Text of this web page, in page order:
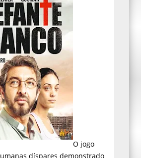
O jogo
díspares demonstrado